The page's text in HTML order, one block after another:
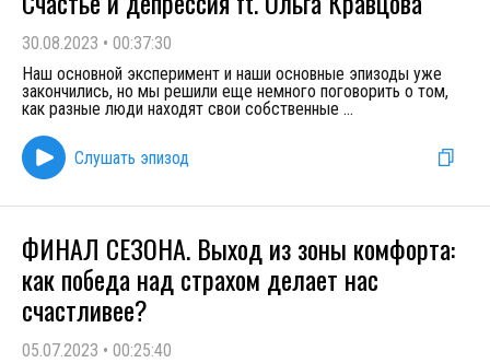
30.08.2023 • 00:37:30
Наш основной эксперимент и наши основные эпизоды уже
закончились, но мы решили еще немного поговорить о том,
как разные люди находят свои собственные ...
Слушать эпизод
ФИНАЛ СЕЗОНА. Выход из зоны комфорта:
как победа над страхом делает нас
счастливее?
05.07.2023 • 00:25:40